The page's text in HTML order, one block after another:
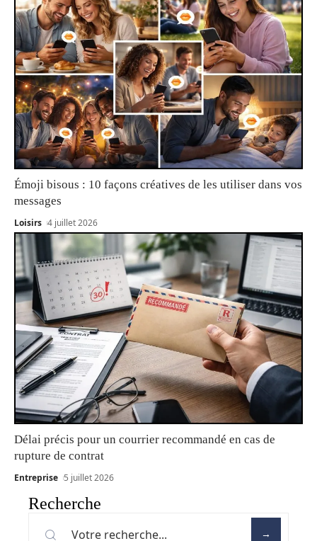
Émoji bisous : 10 façons créatives de les utiliser dans vos
messages
Loisirs 4 juillet 2026
Délai précis pour un courrier recommandé en cas de
rupture de contrat
Entreprise 5 juillet 2026
Recherche